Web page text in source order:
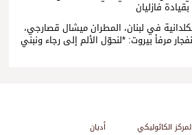
فازليان
في لبنان، المطران ميشال قصارجي،
مرفأ بيروت: *لنحوّل الألم إلى رجاء ونبني
المركز الكاثوليكي
أديان